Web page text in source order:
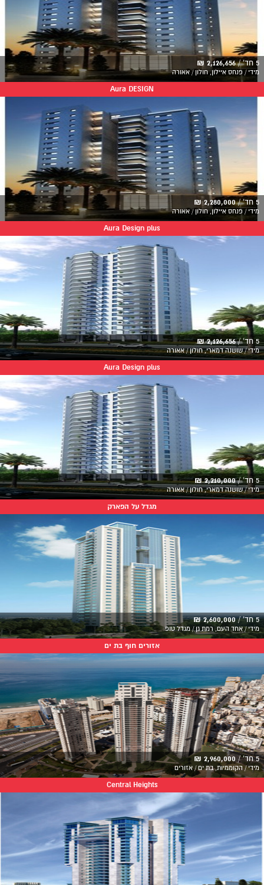
5 חד' / 2,126,656 ₪
מידי / פנחס איילון, חולון / אאורה
Aura DESIGN
5 חד' / 2,280,000 ₪
מידי / פנחס איילון, חולון / אאורה
Aura Design plus
5 חד' / 2,126,656 ₪
מידי / שושנה דמארי, חולון / אאורה
Aura Design plus
5 חד' / 2,210,000 ₪
מידי / שושנה דמארי, חולון / אאורה
מגדל על הפארק
5 חד' / 2,600,000 ₪
מידי / אחד העם, רמת גן / מגדל טופ
אזורים חוף בת ים
5 חד' / 2,960,000 ₪
מידי / הקוממיות, בת ים / אזורים
Central Heights